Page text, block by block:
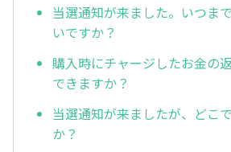
当選通知が来ました。いつま
いですか？
購入時にチャージしたお金の
できますか？
当選通知が来ましたが、どこ
か？